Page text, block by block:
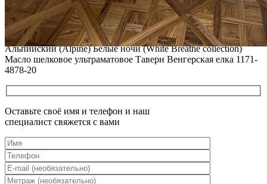
Читать полностью
12.01.2026
Все новости о Coswick
Паркет елка COSWICK Английская елка (90°) Дуб
Альпийский (Alpine) Белые ночи (White Breathe collection)
Масло шелковое ультраматовое Таверн Венгерская елка 1171-
4878-20
Оставьте своё имя и телефон и наш
специалист свяжется с вами